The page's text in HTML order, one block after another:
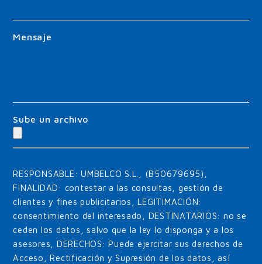
Mensaje
Sube un archivo
RESPONSABLE: UMBELCO S.L., (B50679695),
FINALIDAD: contestar a las consultas, gestión de
clientes y fines publicitarios, LEGITIMACIÓN:
consentimiento del interesado, DESTINATARIOS: no se
ceden los datos, salvo que la ley lo disponga y a los
asesores, DERECHOS: Puede ejercitar sus derechos de
Acceso, Rectificación y Supresión de los datos, así